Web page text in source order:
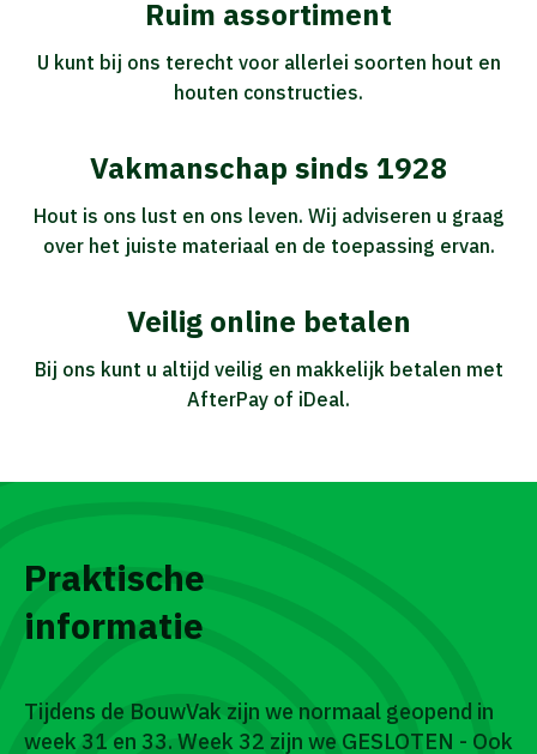
Ruim assortiment
U kunt bij ons terecht voor allerlei soorten hout en
houten constructies.
Vakmanschap sinds 1928
Hout is ons lust en ons leven. Wij adviseren u graag
over het juiste materiaal en de toepassing ervan.
Veilig online betalen
Bij ons kunt u altijd veilig en makkelijk betalen met
AfterPay of iDeal.
Praktische
informatie
Tijdens de BouwVak zijn we normaal geopend in
week 31 en 33. Week 32 zijn we GESLOTEN - Ook